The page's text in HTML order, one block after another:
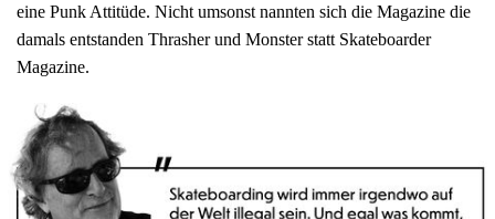
eine Punk Attitüde. Nicht umsonst nannten sich die Magazine die
damals entstanden Thrasher und Monster statt Skateboarder
Magazine.